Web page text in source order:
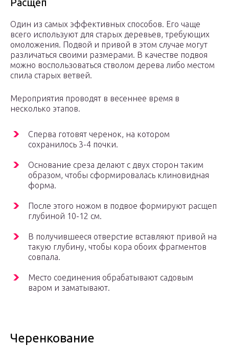
Расщеп
Один из самых эффективных способов. Его чаще
всего используют для старых деревьев, требующих
омоложения. Подвой и привой в этом случае могут
различаться своими размерами. В качестве подвоя
можно воспользоваться стволом дерева либо местом
спила старых ветвей.
Мероприятия проводят в весеннее время в
несколько этапов.
Сперва готовят черенок, на котором
сохранилось 3-4 почки.
Основание среза делают с двух сторон таким
образом, чтобы сформировалась клиновидная
форма.
После этого ножом в подвое формируют расщеп
глубиной 10-12 см.
В получившееся отверстие вставляют привой на
такую глубину, чтобы кора обоих фрагментов
совпала.
Место соединения обрабатывают садовым
варом и заматывают.
Черенкование